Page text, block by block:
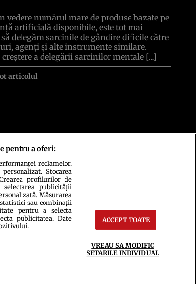
vedere numărul mare de produse bazate pe
artificială disponibile, este tot mai
delegăm sarcinile de gândire dificile către
agenți și alte instrumente similare.
creștere a delegării sarcinilor mentale […]
articolul
pentru a oferi:
reclamelor.
Stocarea
profilurilor de
publicității
Măsurarea
sau combinații
pentru a selecta
publicitatea. Date
ACCEPT TOATE
VREAU SA MODIFIC
SETARILE INDIVIDUAL